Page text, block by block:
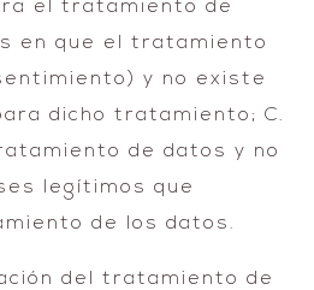
el tratamiento de
en que el tratamiento
y no existe
dicho tratamiento; C.
de datos y no
legítimos que
de los datos.
del tratamiento de